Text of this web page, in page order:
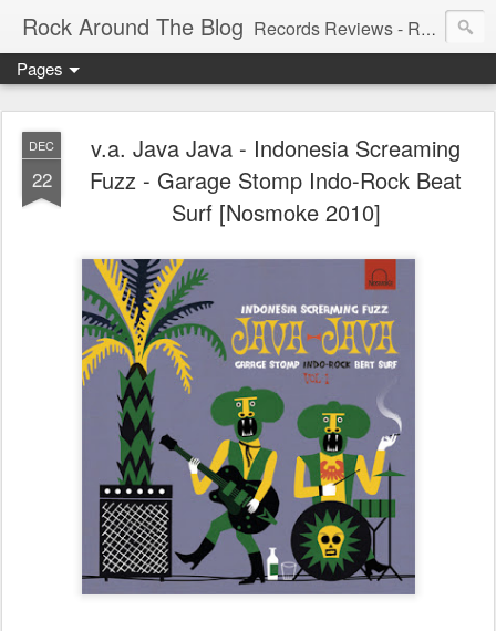
Rock Around The Blog Records Reviews - Running WILD Since 2006!!! - Spreading the wildest New and 60's, Garage, Punk, Psych, Freakbeat, and many other weird sounds.
Pages
DEC
22
v.a. Java Java - Indonesia Screaming
Fuzz - Garage Stomp Indo-Rock Beat
Surf [Nosmoke 2010]